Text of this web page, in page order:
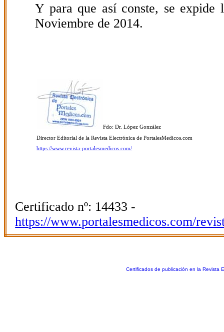
Y para que así conste, se
Noviembre de 2014.
Fdo: Dr. López González
Director Editorial de la Revista Electrónica de PortalesMedicos.com
https://www.revista-portalesmedicos.com/
Certificado nº: 14433 -
https://www.portalesmedicos.com/
Certificados de publicación en la Revista